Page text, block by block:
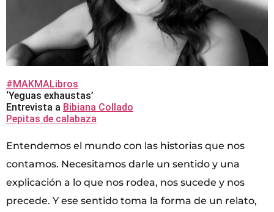
#MAKMALibros
‘Yeguas exhaustas’
Entrevista a Bibiana Collado
Pepitas de calabaza
Entendemos el mundo con las historias que nos
contamos. Necesitamos darle un sentido y una
explicación a lo que nos rodea, nos sucede y nos
precede. Y ese sentido toma la forma de un relato,